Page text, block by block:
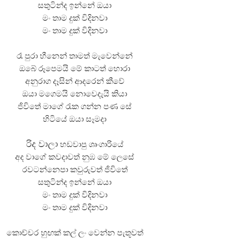
සතුටින්ද ඉන්නේ ඔයා
මං තාම දුක් විදිනවා
මං තාම දුක් විදිනවා
රෑ පුරා හීනෙන් තාමත් මැවෙන්නේ
ඔබේ රූපෙමයි මේ කාටත් හොරා
අනුරාග දෑසින් ආදරෙන් කීවේ
ඔයා මගෙමයි නොවෙදැයි කියා
ජිවිතේ මාගේ රැක ගන්න පණ සේ
හිටියේ ඔයා සෑමදා
රිද වාලාහඩවාපු ශෘංගාරියේ
අද වාගේ කවදාවත් නුඹ මේ ලෙසේ
රවටන්නෙපා කවුරුවත් ජිවිතේ
සතුටින්ද ඉන්නේ ඔයා
මං තාම දුක් විදිනවා
මං තාම දුක් විදිනවා
කොච්චර හුඟක් කල් ලං වෙන්න පැතූවත්